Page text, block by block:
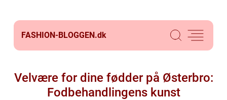
FASHION-BLOGGEN.dk
Velvære for dine fødder på Østerbro:
Fodbehandlingens kunst